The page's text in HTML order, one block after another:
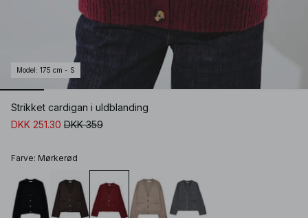
Model : 175 cm - S
Strikket cardigan i uldblanding
DKK 251.30 DKK 359
Farve: Mørkerød